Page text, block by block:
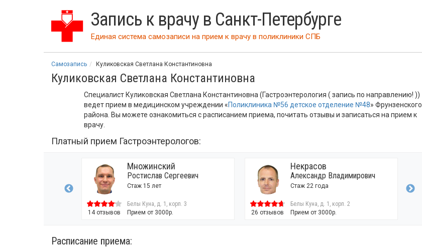
Запись к врачу в Санкт-Петербурге
Единая система самозаписи на прием к врачу в поликлиники СПБ
Самозапись Куликовская Светлана Константиновна
Куликовская Светлана Константиновна
Специалист Куликовская Светлана Константиновна (Гастроэнтерология ( запись по направлению! ))
ведет прием в медицинском учреждении «Поликлиника №56 детское отделение №48» Фрунзенского
района. Вы можете ознакомиться с расписанием приема, почитать отзывы и записаться на прием к
врачу.
Платный прием Гастроэнтерологов:
14 отзывов
Множинский
Ростислав Сергеевич
Стаж 15 лет
Белы Куна, д. 1, корп. 3
Прием от 3000р.
26 отзывов
Некрасов
Александр Владимирович
Стаж 22 года
Белы Куна, д. 1, корп. 2
Прием от 3000р.
Расписание приема: